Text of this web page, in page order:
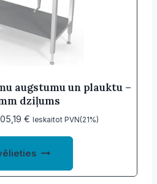
augstumu un plauktu –
dziļums
€Price
2105,19 €
Ieskaitot PVN(21%)
has